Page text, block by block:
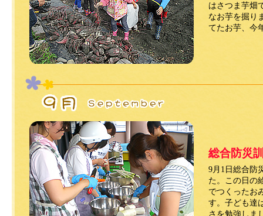
はさつま芋畑
なお芋を掘り
てたお芋、今
総合防災
9月1日総合防
た。この日の
でつくったお
す。子ども達
さを勉強しま